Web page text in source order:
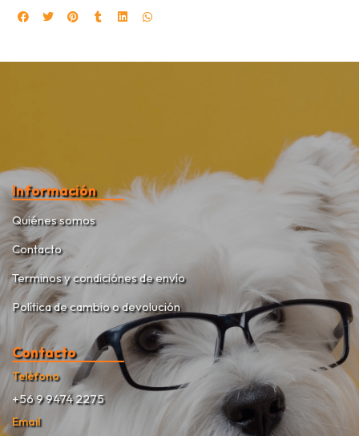
Información
Quiénes somos
Contacto
Terminos y condiciónes de envío
Política de cambio o devolución
Contacto
Teléfono
+56 9 9474 2275
Email